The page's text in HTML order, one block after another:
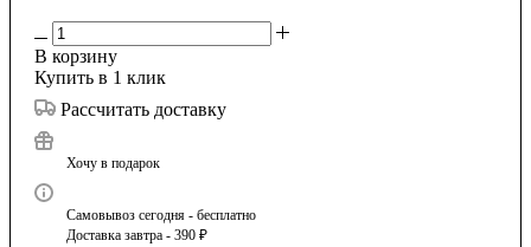
В корзину
Купить в 1 клик
Рассчитать доставку
Хочу в подарок
Самовывоз сегодня - бесплатно
Доставка завтра - 390 ₽